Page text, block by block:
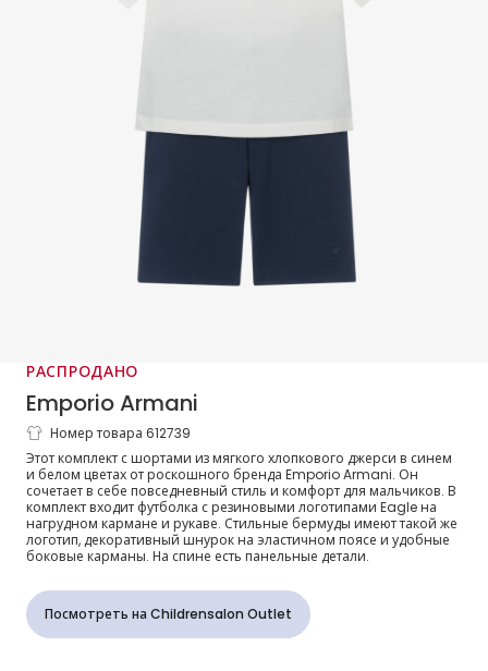
РАСПРОДАНО
Emporio Armani
Топ с синими шортами из хлопка с
логотипом Eagle для мальчиков
Номер товара 612739
Этот комплект с шортами из мягкого хлопкового джерси в синем
и белом цветах от роскошного бренда Emporio Armani. Он
сочетает в себе повседневный стиль и комфорт для мальчиков. В
комплект входит футболка с резиновыми логотипами Eagle на
нагрудном кармане и рукаве. Стильные бермуды имеют такой же
логотип, декоративный шнурок на эластичном поясе и удобные
боковые карманы. На спине есть панельные детали.
Посмотреть на Childrensalon Outlet